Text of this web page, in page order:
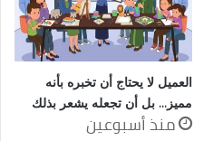
العميل لا يحتاج أن تخبره بأنه
مميز… بل أن تجعله يشعر بذلك
منذ أسبوعين